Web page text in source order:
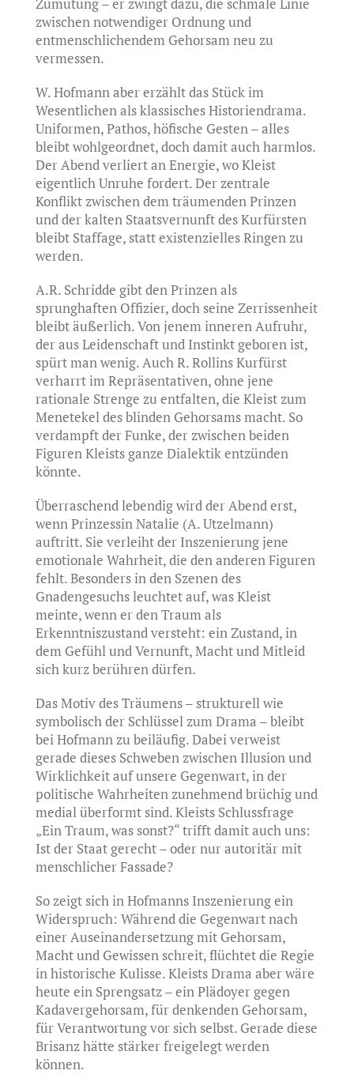
zwischen notwendiger Ordnung und
entmenschlichendem Gehorsam neu zu
vermessen.
W. Hofmann aber erzählt das Stück im
Wesentlichen als klassisches Historiendrama.
Uniformen, Pathos, höfische Gesten – alles
bleibt wohlgeordnet, doch damit auch harmlos.
Der Abend verliert an Energie, wo Kleist
eigentlich Unruhe fordert. Der zentrale
Konflikt zwischen dem träumenden Prinzen
und der kalten Staatsvernunft des Kurfürsten
bleibt Staffage, statt existenzielles Ringen zu
werden.
A.R. Schridde gibt den Prinzen als
sprunghaften Offizier, doch seine Zerrissenheit
bleibt äußerlich. Von jenem inneren Aufruhr,
der aus Leidenschaft und Instinkt geboren ist,
spürt man wenig. Auch R. Rollins Kurfürst
verharrt im Repräsentativen, ohne jene
rationale Strenge zu entfalten, die Kleist zum
Menetekel des blinden Gehorsams macht. So
verdampft der Funke, der zwischen beiden
Figuren Kleists ganze Dialektik entzünden
könnte.
Überraschend lebendig wird der Abend erst,
wenn Prinzessin Natalie (A. Utzelmann)
auftritt. Sie verleiht der Inszenierung jene
emotionale Wahrheit, die den anderen Figuren
fehlt. Besonders in den Szenen des
Gnadengesuchs leuchtet auf, was Kleist
meinte, wenn er den Traum als
Erkenntniszustand versteht: ein Zustand, in
dem Gefühl und Vernunft, Macht und Mitleid
sich kurz berühren dürfen.
Das Motiv des Träumens – strukturell wie
symbolisch der Schlüssel zum Drama – bleibt
bei Hofmann zu beiläufig. Dabei verweist
gerade dieses Schweben zwischen Illusion und
Wirklichkeit auf unsere Gegenwart, in der
politische Wahrheiten zunehmend brüchig und
medial überformt sind. Kleists Schlussfrage
„Ein Traum, was sonst?“ trifft damit auch uns:
Ist der Staat gerecht – oder nur autoritär mit
menschlicher Fassade?
So zeigt sich in Hofmanns Inszenierung ein
Widerspruch: Während die Gegenwart nach
einer Auseinandersetzung mit Gehorsam,
Macht und Gewissen schreit, flüchtet die Regie
in historische Kulisse. Kleists Drama aber wäre
heute ein Sprengsatz – ein Plädoyer gegen
Kadavergehorsam, für denkenden Gehorsam,
für Verantwortung vor sich selbst. Gerade diese
Brisanz hätte stärker freigelegt werden
können.